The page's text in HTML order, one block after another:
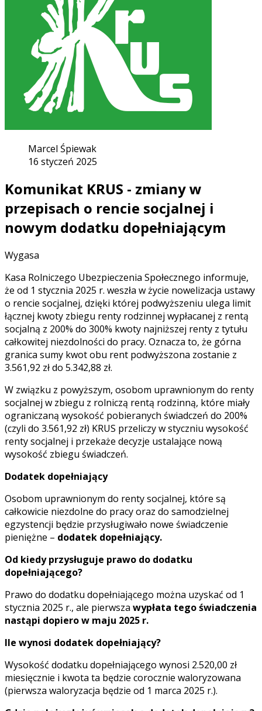
Marcel Śpiewak
16 styczeń 2025
Komunikat KRUS - zmiany w
przepisach o rencie socjalnej i
nowym dodatku dopełniającym
Wygasa
Kasa Rolniczego Ubezpieczenia Społecznego informuje,
że od 1 stycznia 2025 r. weszła w życie nowelizacja ustawy
o rencie socjalnej, dzięki której podwyższeniu ulega limit
łącznej kwoty zbiegu renty rodzinnej wypłacanej z rentą
socjalną z 200% do 300% kwoty najniższej renty z tytułu
całkowitej niezdolności do pracy. Oznacza to, że górna
granica sumy kwot obu rent podwyższona zostanie z
3.561,92 zł do 5.342,88 zł.
W związku z powyższym, osobom uprawnionym do renty
socjalnej w zbiegu z rolniczą rentą rodzinną, które miały
ograniczaną wysokość pobieranych świadczeń do 200%
(czyli do 3.561,92 zł) KRUS przeliczy w styczniu wysokość
renty socjalnej i przekaże decyzje ustalające nową
wysokość zbiegu świadczeń.
Dodatek dopełniający
Osobom uprawnionym do renty socjalnej, które są
całkowicie niezdolne do pracy oraz do samodzielnej
egzystencji będzie przysługiwało nowe świadczenie
pieniężne – dodatek dopełniający.
Od kiedy przysługuje prawo do dodatku
dopełniającego?
Prawo do dodatku dopełniającego można uzyskać od 1
stycznia 2025 r., ale pierwsza wypłata tego świadczenia
nastąpi dopiero w maju 2025 r.
Ile wynosi dodatek dopełniający?
Wysokość dodatku dopełniającego wynosi 2.520,00 zł
miesięcznie i kwota ta będzie corocznie waloryzowana
(pierwsza waloryzacja będzie od 1 marca 2025 r.).